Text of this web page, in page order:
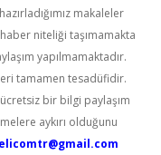
makaleler
niteliği taşımamakta
yapılmamaktadır.
tamamen tesadüfidir.
bir bilgi paylaşım
aykırı olduğunu